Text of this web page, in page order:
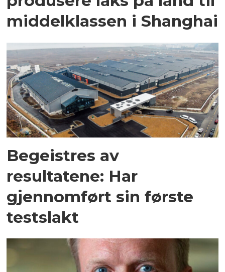
middelklassen i Shanghai
Begeistres av
resultatene: Har
gjennomført sin første
testslakt